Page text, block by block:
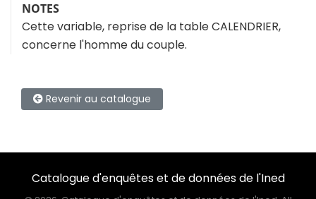
NOTES
Cette variable, reprise de la table CALENDRIER,
concerne l'homme du couple.
Revenir au catalogue
Catalogue d'enquêtes et de données de l'Ined